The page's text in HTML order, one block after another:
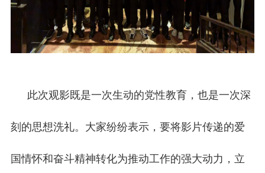
此次观影既是一次生动的党性教育，也是一次深
刻的思想洗礼。大家纷纷表示，要将影片传递的爱
国情怀和奋斗精神转化为推动工作的强大动力，立